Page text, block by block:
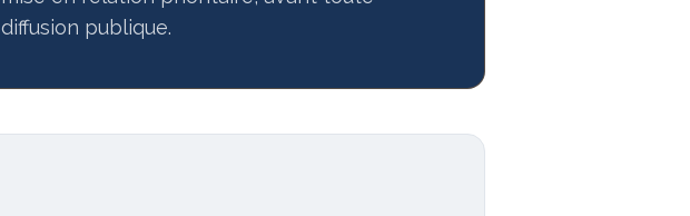
diffusion publique.